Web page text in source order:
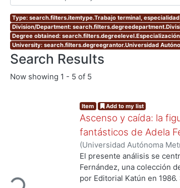
Type: search.filters.itemtype.Trabajo terminal, especialidad
Division/Department:
Degree obtained:
University: search.filters.degreegrantor.Universidad
Search Results
Now showing 1 - 5 of 5
Loading...
Item Add to my list
Ascenso y caída: la
fantásticos de Adela
(Universidad Autónoma
de Servicios de
El presente análisis se
Fernández, una colección
por Editorial Katún en